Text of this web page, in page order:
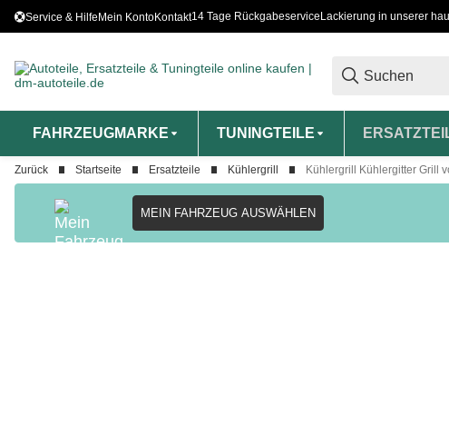
Service & HilfeMein KontoKontakt14 Tage Rückgabeservice Lackierung in unserer
FAHRZEUGMARKE TUNINGTEILE
Zurück Startseite Ersatzteile Kühlergrill Kühlergrill Kühlergitter Grill
MEIN FAHRZEUG AUSWÄHLEN